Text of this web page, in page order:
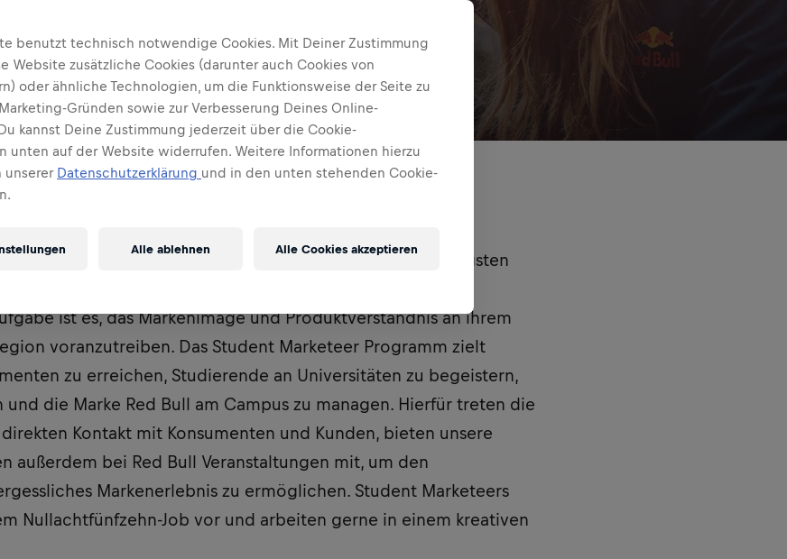
Marketeers sind Teil des dynamischsten und selbstständigsten
Produktbotschaftern der Welt. Sie verstehen die Red Bull
ist es, das Markenimage und Produktverständnis an ihrem
voranzutreiben. Das Student Marketeer Programm zielt
zu erreichen, Studierende an Universitäten zu begeistern,
und die Marke Red Bull am Campus zu managen. Hierfür treten die
Kontakt mit Konsumenten und Kunden, bieten unsere
außerdem bei Red Bull Veranstaltungen mit, um den
Markenerlebnis zu ermöglichen. Student Marketeers
Nullachtfünfzehn-Job vor und arbeiten gerne in einem kreativen
benutzt technisch notwendige Cookies. Mit Deiner Zustimmung
Website zusätzliche Cookies (darunter auch Cookies von
oder ähnliche Technologien, um die Funktionsweise der Seite zu
Gründen sowie zur Verbesserung Deines Online-
kannst Deine Zustimmung jederzeit über die Cookie-
unten auf der Website widerrufen. Weitere Informationen hierzu
unserer Datenschutzerklärung und in den unten stehenden Cookie-
Alle ablehnen Alle Cookies akzeptieren